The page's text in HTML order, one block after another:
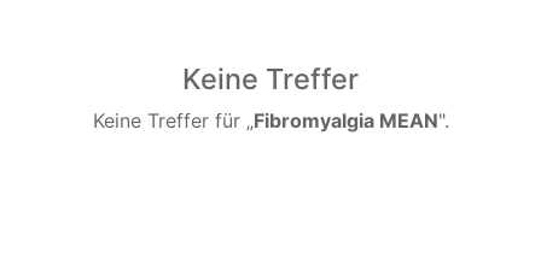
Keine Treffer
Keine Treffer für „Fibromyalgia MEAN".